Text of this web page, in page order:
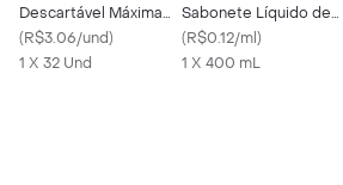
Descartável Máxima
Proteção G 32 Und
(R$3.06/und)
1 X 32 Und
Sabonete Líquido de
Glicerina da Cabeça
aos Pés 400ml
(R$0.12/ml)
1 X 400 mL